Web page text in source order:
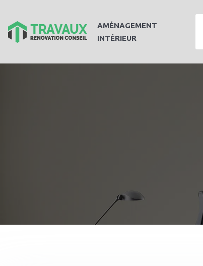
AMÉNAGEMENT
INTÉRIEUR